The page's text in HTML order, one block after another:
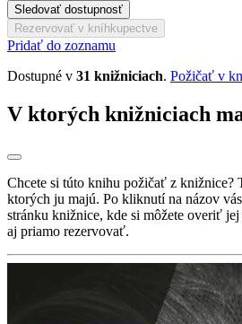
Sledovať dostupnosť
Rezervovať v kníhkupectve
Pridať do zoznamu
Dostupné v 31 knižniciach. Požičať v
V ktorých knižniciach
Chcete si túto knihu požičať z knižnice?
ktorých ju majú. Po kliknutí na názov
stránku knižnice, kde si môžete overiť
aj priamo rezervovať.